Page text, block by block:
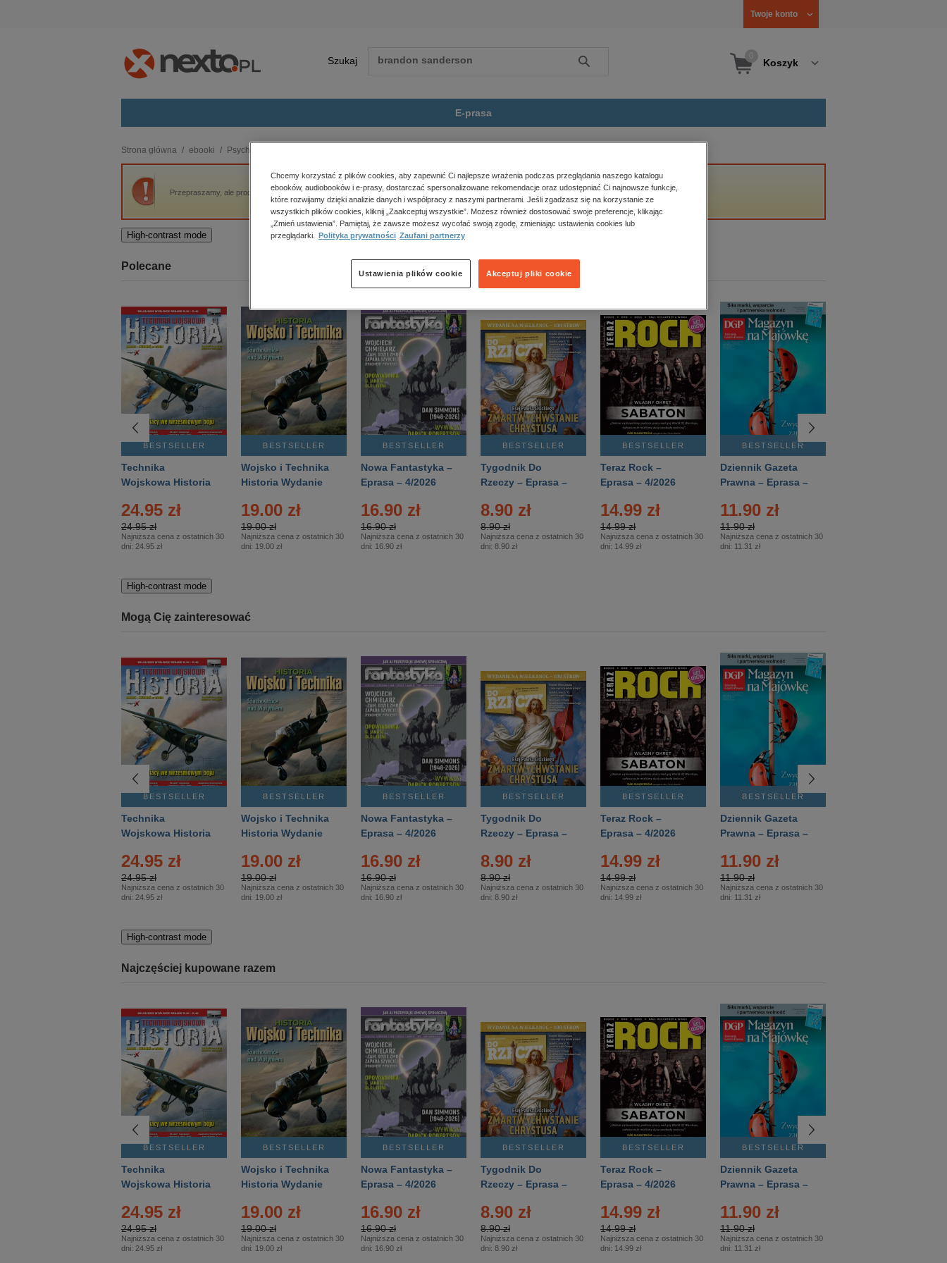
Twoje konto
Szukaj Szukaj Koszyk
E-prasa
budownictwo, aranżacja wnętrz
biznesowe, branżowe, gospodarka
darmowe wydania
edukacja
kobiece, lifestyle, kultura
polityka, społeczno-informacyjne
psychologiczne
inne
popularno-naukowe
historia
zdrowie
religie
Strona główna ebooki Psychologia
Przepraszamy, ale produkt „Odrzucenie rówieśnicze. Profilaktyka i terapia” nie jest dostępny.
High-contrast mode
Polecane
BESTSELLER
Technika
Wojskowa Historia
24.95 zł
24.95 zł
Najniższa cena z ostatnich 30
dni: 24.95 zł
BESTSELLER
Wojsko i Technika
Historia Wydanie
– 2/2026
19.00 zł
19.00 zł
Najniższa cena z ostatnich 30
dni: 19.00 zł
BESTSELLER
Nowa Fantastyka –
Eprasa – 4/2026
16.90 zł
16.90 zł
Najniższa cena z ostatnich 30
dni: 16.90 zł
BESTSELLER
Tygodnik Do
Rzeczy – Eprasa –
8.90 zł
8.90 zł
Najniższa cena z ostatnich 30
dni: 8.90 zł
BESTSELLER
Teraz Rock –
Eprasa – 4/2026
14.99 zł
14.99 zł
Najniższa cena z ostatnich 30
dni: 14.99 zł
BESTSELLER
Dziennik Gazeta
Prawna – Eprasa –
11.90 zł
11.90 zł
Najniższa cena z ostatnich 30
dni: 11.31 zł
High-contrast mode
Mogą Cię zainteresować
BESTSELLER
Technika
Wojskowa Historia
24.95 zł
24.95 zł
Najniższa cena z ostatnich 30
dni: 24.95 zł
BESTSELLER
Wojsko i Technika
Historia Wydanie
– 2/2026
19.00 zł
19.00 zł
Najniższa cena z ostatnich 30
dni: 19.00 zł
BESTSELLER
Nowa Fantastyka –
Eprasa – 4/2026
16.90 zł
16.90 zł
Najniższa cena z ostatnich 30
dni: 16.90 zł
BESTSELLER
Tygodnik Do
Rzeczy – Eprasa –
8.90 zł
8.90 zł
Najniższa cena z ostatnich 30
dni: 8.90 zł
BESTSELLER
Teraz Rock –
Eprasa – 4/2026
14.99 zł
14.99 zł
Najniższa cena z ostatnich 30
dni: 14.99 zł
BESTSELLER
Dziennik Gazeta
Prawna – Eprasa –
11.90 zł
11.90 zł
Najniższa cena z ostatnich 30
dni: 11.31 zł
High-contrast mode
Najczęściej kupowane razem
BESTSELLER
Technika
Wojskowa Historia
24.95 zł
24.95 zł
Najniższa cena z ostatnich 30
dni: 24.95 zł
BESTSELLER
Wojsko i Technika
Historia Wydanie
– 2/2026
19.00 zł
19.00 zł
Najniższa cena z ostatnich 30
dni: 19.00 zł
BESTSELLER
Nowa Fantastyka –
Eprasa – 4/2026
16.90 zł
16.90 zł
Najniższa cena z ostatnich 30
dni: 16.90 zł
BESTSELLER
Tygodnik Do
Rzeczy – Eprasa –
8.90 zł
8.90 zł
Najniższa cena z ostatnich 30
dni: 8.90 zł
BESTSELLER
Teraz Rock –
Eprasa – 4/2026
14.99 zł
14.99 zł
Najniższa cena z ostatnich 30
dni: 14.99 zł
BESTSELLER
Dziennik Gazeta
Prawna – Eprasa –
11.90 zł
11.90 zł
Najniższa cena z ostatnich 30
dni: 11.31 zł
Chcemy korzystać z plików cookies, aby zapewnić Ci najlepsze wrażenia podczas przeglądania naszego katalogu
ebooków, audiobooków i e-prasy, dostarczać spersonalizowane rekomendacje oraz udostępniać Ci najnowsze funkcje,
które rozwijamy dzięki analizie danych i współpracy z naszymi partnerami. Jeśli zgadzasz się na korzystanie ze
wszystkich plików cookies, kliknij „Zaakceptuj wszystkie”. Możesz również dostosować swoje preferencje, klikając
„Zmień ustawienia”. Pamiętaj, że zawsze możesz wycofać swoją zgodę, zmieniając ustawienia cookies lub
przeglądarki.
Polityka prywatności Zaufani partnerzy
Akceptuj pliki cookie
Ustawienia plików cookie